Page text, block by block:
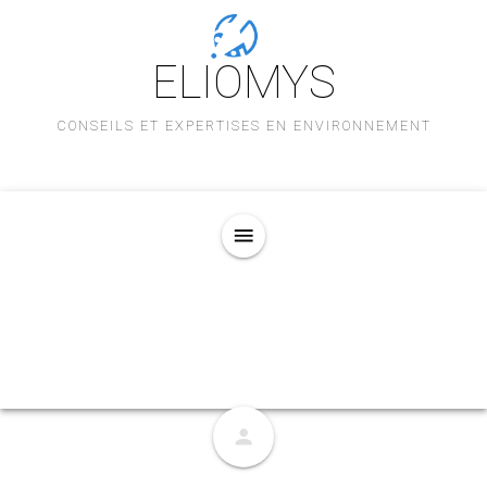
ELIOMYS
CONSEILS ET EXPERTISES EN ENVIRONNEMENT
menu
person